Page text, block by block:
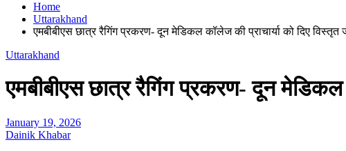
Home
Uttarakhand
एमबीबीएस छात्र रैगिंग प्रकरण- दून मेडिकल कॉलेज की प्राचार्या को दिए
Uttarakhand
एमबीबीएस छात्र रैगिंग प्रकरण- दून
January 19, 2026
Dainik Khabar